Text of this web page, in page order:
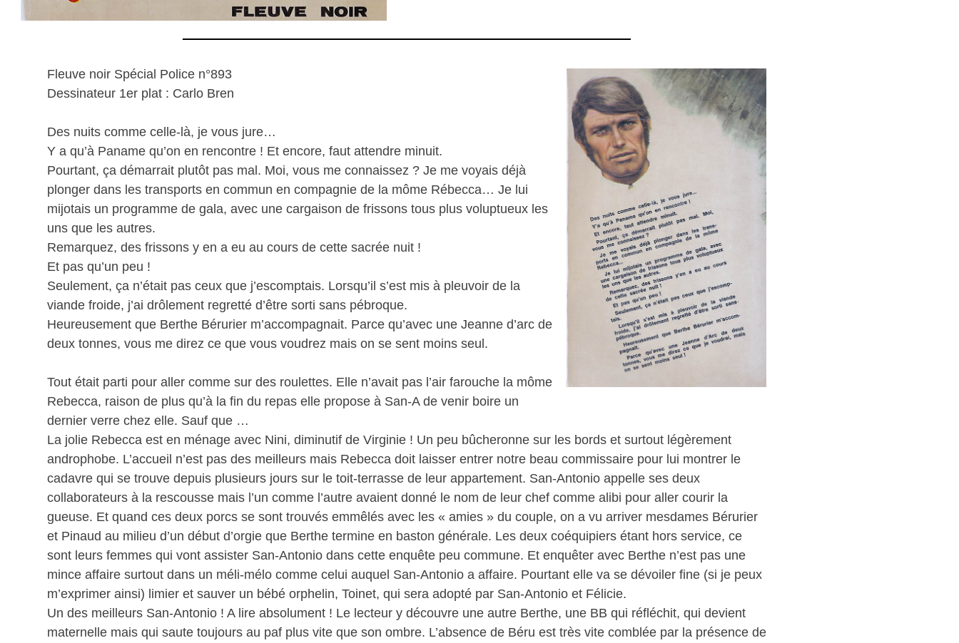
Fleuve noir Spécial Police n°893
Dessinateur 1er plat : Carlo Bren
Des nuits comme celle-là, je vous jure…
Y a qu’à Paname qu’on en rencontre ! Et encore, faut attendre minuit.
Pourtant, ça démarrait plutôt pas mal. Moi, vous me connaissez ? Je me voyais déjà
plonger dans les transports en commun en compagnie de la môme Rébecca… Je lui
mijotais un programme de gala, avec une cargaison de frissons tous plus voluptueux les
uns que les autres.
Remarquez, des frissons y en a eu au cours de cette sacrée nuit !
Et pas qu’un peu !
Seulement, ça n’était pas ceux que j’escomptais. Lorsqu’il s’est mis à pleuvoir de la
viande froide, j’ai drôlement regretté d’être sorti sans pébroque.
Heureusement que Berthe Bérurier m’accompagnait. Parce qu’avec une Jeanne d’arc de
deux tonnes, vous me direz ce que vous voudrez mais on se sent moins seul.
Tout était parti pour aller comme sur des roulettes. Elle n’avait pas l’air farouche la môme
Rebecca, raison de plus qu’à la fin du repas elle propose à San-A de venir boire un
dernier verre chez elle. Sauf que …
La jolie Rebecca est en ménage avec Nini, diminutif de Virginie ! Un peu bûcheronne sur les bords et surtout légèrement
androphobe. L’accueil n’est pas des meilleurs mais Rebecca doit laisser entrer notre beau commissaire pour lui montrer le
cadavre qui se trouve depuis plusieurs jours sur le toit-terrasse de leur appartement. San-Antonio appelle ses deux
collaborateurs à la rescousse mais l’un comme l’autre avaient donné le nom de leur chef comme alibi pour aller courir la
gueuse. Et quand ces deux porcs se sont trouvés emmêlés avec les « amies » du couple, on a vu arriver mesdames Bérurier
et Pinaud au milieu d’un début d’orgie que Berthe termine en baston générale. Les deux coéquipiers étant hors service, ce
sont leurs femmes qui vont assister San-Antonio dans cette enquête peu commune. Et enquêter avec Berthe n’est pas une
mince affaire surtout dans un méli-mélo comme celui auquel San-Antonio a affaire. Pourtant elle va se dévoiler fine (si je peux
m’exprimer ainsi) limier et sauver un bébé orphelin, Toinet, qui sera adopté par San-Antonio et Félicie.
Un des meilleurs San-Antonio ! A lire absolument ! Le lecteur y découvre une autre Berthe, une BB qui réfléchit, qui devient
maternelle mais qui saute toujours au paf plus vite que son ombre. L’absence de Béru est très vite comblée par la présence de